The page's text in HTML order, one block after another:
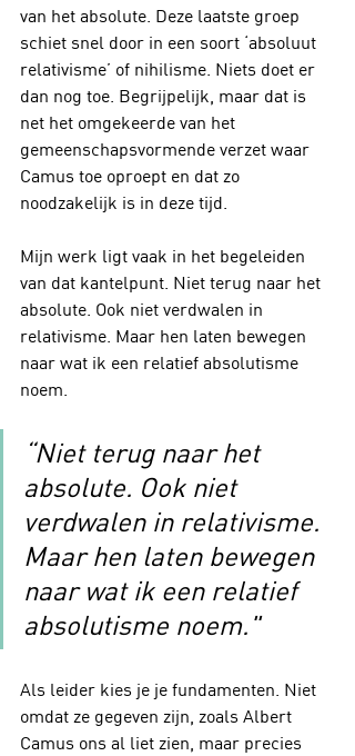
van het absolute. Deze laatste groep
schiet snel door in een soort ‘absoluut
relativisme’ of nihilisme. Niets doet er
dan nog toe. Begrijpelijk, maar dat is
net het omgekeerde van het
gemeenschapsvormende verzet waar
Camus toe oproept en dat zo
noodzakelijk is in deze tijd.
Mijn werk ligt vaak in het begeleiden
van dat kantelpunt. Niet terug naar het
absolute. Ook niet verdwalen in
relativisme. Maar hen laten bewegen
naar wat ik een relatief absolutisme
noem.
“Niet terug naar het
absolute. Ook niet
verdwalen in relativisme.
Maar hen laten bewegen
naar wat ik een relatief
absolutisme noem."
Als leider kies je je fundamenten. Niet
omdat ze gegeven zijn, zoals Albert
Camus ons al liet zien, maar precies